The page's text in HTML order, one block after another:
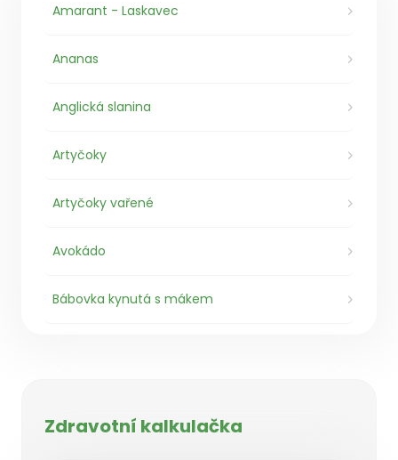
Amarant - Laskavec
Ananas
Anglická slanina
Artyčoky
Artyčoky vařené
Avokádo
Bábovka kynutá s mákem
Zdravotní kalkulačka